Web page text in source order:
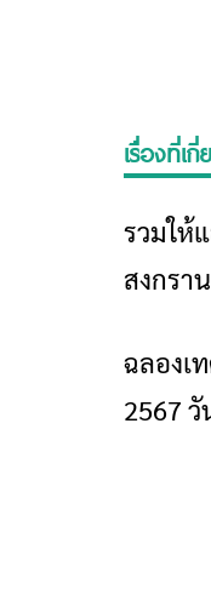
เรื่องที่เ
รวมให้
สงกรา
พลาด
ฉลองเ
2567